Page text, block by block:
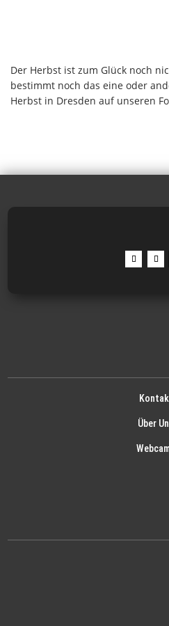
Der Herbst ist zum Glück noch
bestimmt noch das eine oder
Herbst in Dresden auf unseren
Über